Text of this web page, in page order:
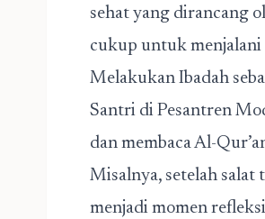
sehat yang dirancang
cukup untuk menjalani
Melakukan Ibadah
Santri di Pesantren
dan membaca Al-
Misalnya, setelah salat
menjadi momen